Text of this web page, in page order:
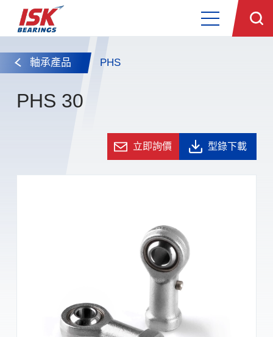
軸承產品 PHS
PHS 30
立即詢價 型錄下載